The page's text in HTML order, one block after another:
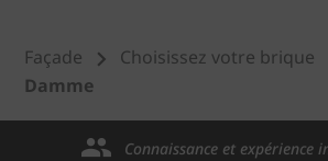
Façade Choisissez votre brique
Damme
Connaissance et expérience